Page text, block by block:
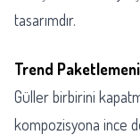
tasarımdır.
Trend
Güller birbirini
kompozisyona ince